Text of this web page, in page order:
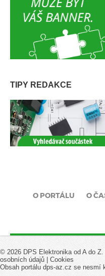
TIPY REDAKCE
O PORTÁLU O
© 2026 DPS Elektronika od A do Z. |
osobních údajů
Cookies
Obsah portálu dps-az.cz se nesmí